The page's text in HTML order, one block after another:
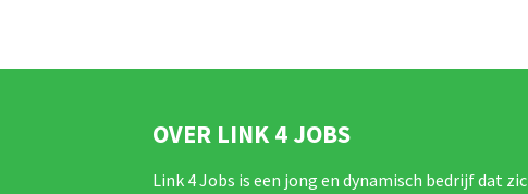
OVER LINK 4 JOBS
Link 4 Jobs is een jong en dynamisch bedrijf dat